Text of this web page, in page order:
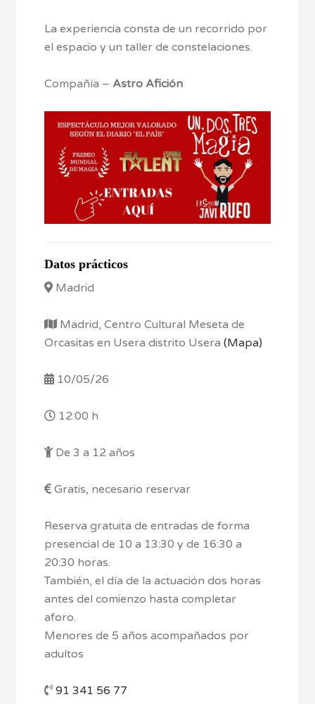
La experiencia consta de un recorrido por
el espacio y un taller de constelaciones.
Compañía – Astro Afición
Datos prácticos
Madrid
Madrid, Centro Cultural Meseta de
Orcasitas en Usera distrito Usera(Mapa)
10/05/26
12:00 h
De 3 a 12 años
Gratis, necesario reservar
Reserva gratuita de entradas de forma
presencial de 10 a 13:30 y de 16:30 a
20:30 horas.
También, el día de la actuación dos horas
antes del comienzo hasta completar
aforo.
Menores de 5 años acompañados por
adultos
91 341 56 77